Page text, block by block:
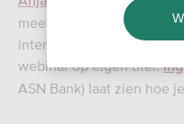
meerdere praktische
interessant alternatief
webinar op eigen titel.
ASN Bank) laat zien hoe